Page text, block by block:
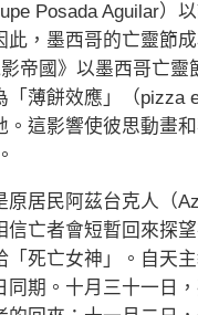
Posada Aguilar）
此，墨西哥的亡靈節
影帝國》以墨西哥亡
「薄餅效應」（pizza
。這影響使彼思動畫
民阿茲台克人（
信亡者會短暫回來探
「死亡女神」。自天
同期。十月三十一日